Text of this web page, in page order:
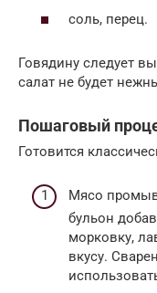
соль, перец.
Говядину следует
салат не будет
Пошаговый
Готовится
Мясо
бульон
морковку,
вкусу.